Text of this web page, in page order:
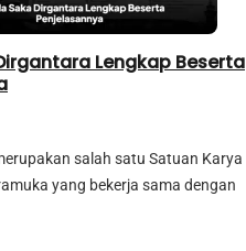
Lengkap Beserta
salah satu Satuan Karya
yang bekerja sama dengan